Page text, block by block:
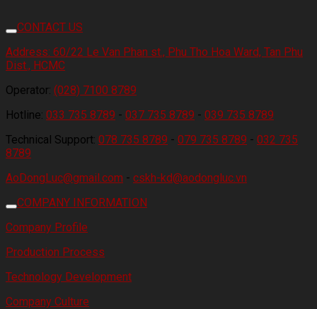
CONTACT US
Address: 60/22 Le Van Phan st., Phu Tho Hoa Ward, Tan Phu
Dist., HCMC
Operator: (028) 7100 8789
Hotline: 033 735 8789 - 037 735 8789 - 039 735 8789
Technical Support: 078 735 8789 - 079 735 8789 - 032 735
8789
AoDongLuc@gmail.com - cskh-kd@aodongluc.vn
COMPANY INFORMATION
Company Profile
Production Process
Technology Development
Company Culture